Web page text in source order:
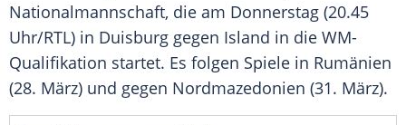
Nationalmannschaft, die am Donnerstag (20.45
Uhr/RTL) in Duisburg gegen Island in die WM-
Qualifikation startet. Es folgen Spiele in Rumänien
(28. März) und gegen Nordmazedonien (31. März).